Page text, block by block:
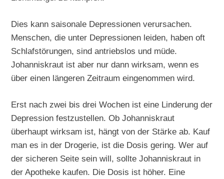
Dies kann saisonale Depressionen verursachen.
Menschen, die unter Depressionen leiden, haben oft
Schlafstörungen, sind antriebslos und müde.
Johanniskraut ist aber nur dann wirksam, wenn es
über einen längeren Zeitraum eingenommen wird.
Erst nach zwei bis drei Wochen ist eine Linderung der
Depression festzustellen. Ob Johanniskraut
überhaupt wirksam ist, hängt von der Stärke ab. Kauf
man es in der Drogerie, ist die Dosis gering. Wer auf
der sicheren Seite sein will, sollte Johanniskraut in
der Apotheke kaufen. Die Dosis ist höher. Eine